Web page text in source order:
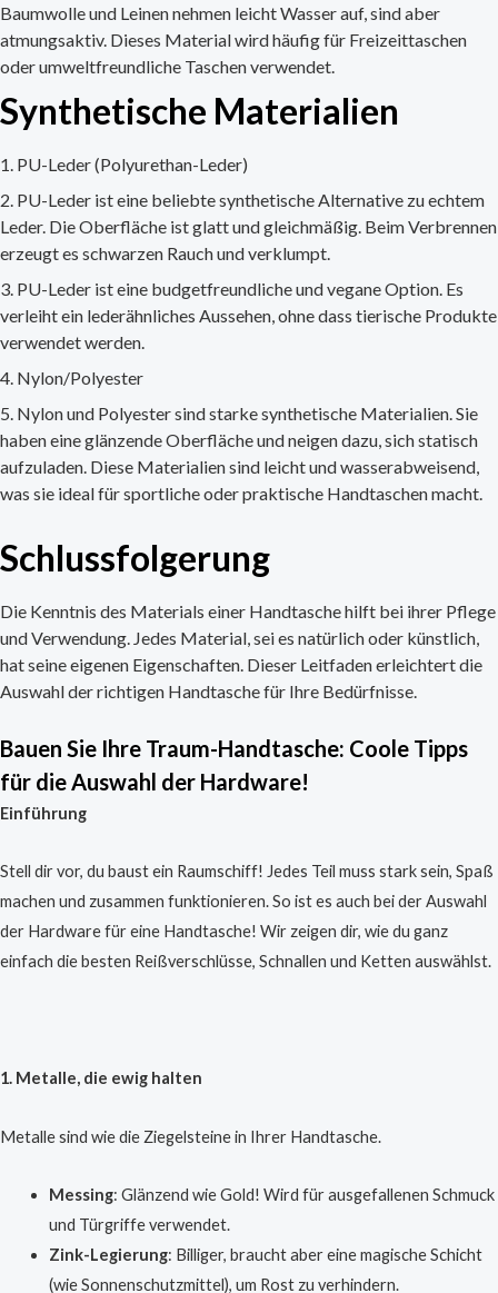
Baumwolle und Leinen nehmen leicht Wasser auf, sind aber
atmungsaktiv. Dieses Material wird häufig für Freizeittaschen
oder umweltfreundliche Taschen verwendet.
Synthetische Materialien
PU-Leder (Polyurethan-Leder)
PU-Leder ist eine beliebte synthetische Alternative zu echtem
Leder. Die Oberfläche ist glatt und gleichmäßig. Beim Verbrennen
erzeugt es schwarzen Rauch und verklumpt.
PU-Leder ist eine budgetfreundliche und vegane Option. Es
verleiht ein lederähnliches Aussehen, ohne dass tierische Produkte
verwendet werden.
Nylon/Polyester
Nylon und Polyester sind starke synthetische Materialien. Sie
haben eine glänzende Oberfläche und neigen dazu, sich statisch
aufzuladen. Diese Materialien sind leicht und wasserabweisend,
was sie ideal für sportliche oder praktische Handtaschen macht.
Schlussfolgerung
Die Kenntnis des Materials einer Handtasche hilft bei ihrer Pflege
und Verwendung. Jedes Material, sei es natürlich oder künstlich,
hat seine eigenen Eigenschaften. Dieser Leitfaden erleichtert die
Auswahl der richtigen Handtasche für Ihre Bedürfnisse.
Bauen Sie Ihre Traum-Handtasche: Coole Tipps
für die Auswahl der Hardware!
Einführung
Stell dir vor, du baust ein Raumschiff! Jedes Teil muss stark sein, Spaß
machen und zusammen funktionieren. So ist es auch bei der Auswahl
der Hardware für eine Handtasche! Wir zeigen dir, wie du ganz
einfach die besten Reißverschlüsse, Schnallen und Ketten auswählst.
1. Metalle, die ewig halten
Metalle sind wie die Ziegelsteine in Ihrer Handtasche.
Messing: Glänzend wie Gold! Wird für ausgefallenen Schmuck
und Türgriffe verwendet.
Zink-Legierung: Billiger, braucht aber eine magische Schicht
(wie Sonnenschutzmittel), um Rost zu verhindern.